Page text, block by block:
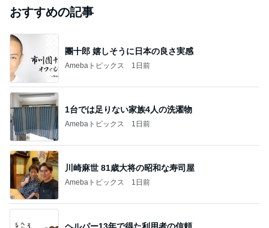
おすすめの記事
團十郎 嬉しそうに日本の良さ実感
Amebaトピックス 1日前
1台では足りない家族4人の洗濯物
Amebaトピックス 1日前
川崎麻世 81歳大将の昭和な寿司屋
Amebaトピックス 1日前
ヘルパー13年で得た利用者の信頼